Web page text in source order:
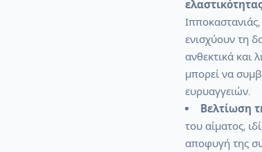
ενισχύουν τη
ανθεκτικά και
μπορεί να
ευρυαγγειών.
Βελτίωση
του αίματος,
αποφυγή της